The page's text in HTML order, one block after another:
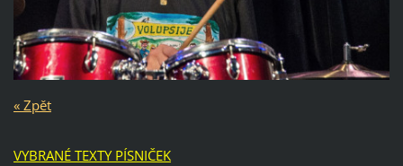
« Zpět
VYBRANÉ TEXTY PÍSNIČEK